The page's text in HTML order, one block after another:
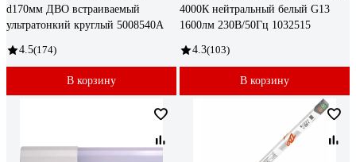
d170мм ДВО встраиваемый
ультратонкий круглый 5008540A
4.5(174)
В корзину
4000К нейтральный белый G13
1600лм 230В/50Гц 1032515
4.3(103)
В корзину